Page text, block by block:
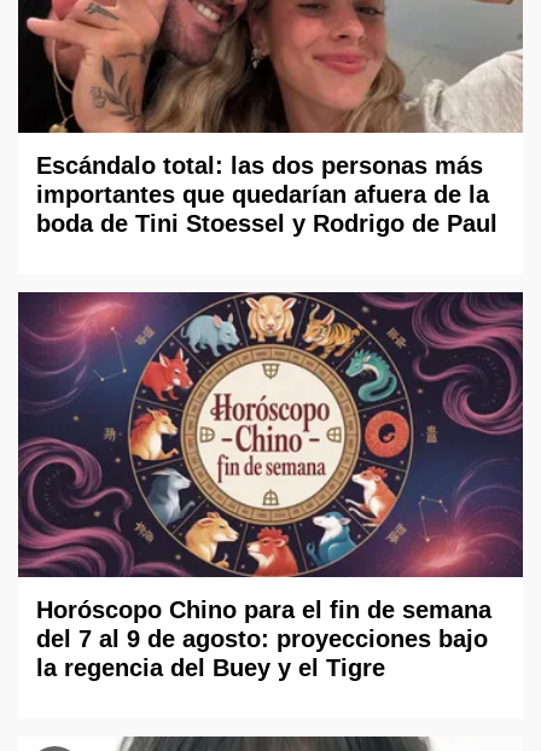
Escándalo total: las dos personas más
importantes que quedarían afuera de la
boda de Tini Stoessel y Rodrigo de Paul
Horóscopo Chino para el fin de semana
del 7 al 9 de agosto: proyecciones bajo
la regencia del Buey y el Tigre